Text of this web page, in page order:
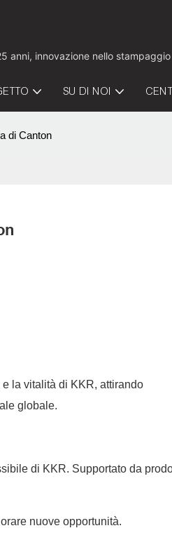
anni, innovazione nello
SU DI NOI
di Canton
la vitalità di KKR, attirando
globale.
di KKR. Supportato da
nuove opportunità.